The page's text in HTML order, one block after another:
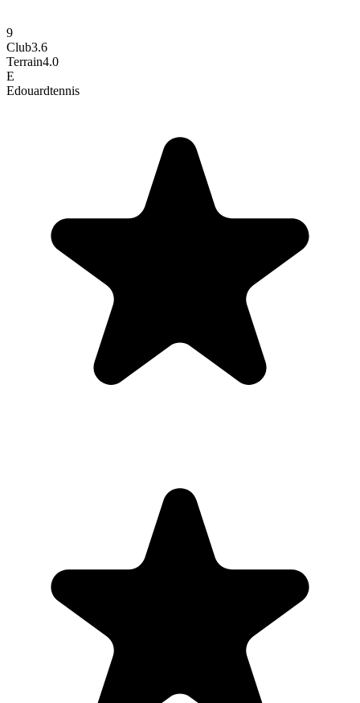
9
Club3.6
Terrain4.0
E
Edouardtennis